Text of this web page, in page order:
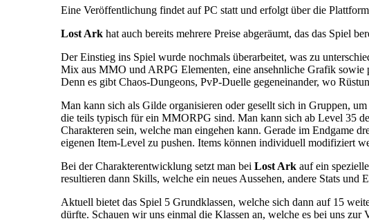
Eine Veröffentlichung findet auf PC statt und erfolgt über die
Lost Ark hat auch bereits mehrere Preise abgeräumt, das das Spiel
Der Einstieg ins Spiel wurde nochmals überarbeitet, was zu
Mix aus MMO und ARPG Elementen, eine ansehnliche Grafik sowie
Denn es gibt Chaos-Dungeons, PvP-Duelle gegeneinander, wo
Man kann sich als Gilde organisieren oder gesellt sich in Gruppen,
die teils typisch für ein MMORPG sind. Man kann sich ab Level 35
Charakteren sein, welche man eingehen kann. Gerade im Endgame
eigenen Item-Level zu pushen. Items können individuell modifiziert
Bei der Charakterentwicklung setzt man bei Lost Ark auf ein
resultieren dann Skills, welche ein neues Aussehen, andere Stats und
Aktuell bietet das Spiel 5 Grundklassen, welche sich dann auf 15
dürfte. Schauen wir uns einmal die Klassen an, welche es bei uns zur